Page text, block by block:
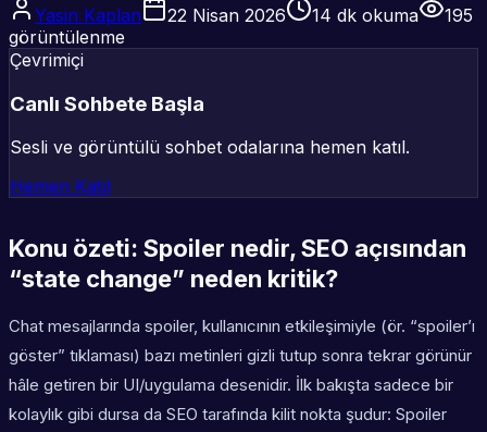
Yasin Kaplan 22 Nisan 2026 14 dk okuma
195
görüntülenme
Çevrimiçi
Canlı Sohbete Başla
Sesli ve görüntülü sohbet odalarına hemen katıl.
Hemen Katıl
Konu özeti: Spoiler nedir, SEO açısından
“state change” neden kritik?
Chat mesajlarında spoiler, kullanıcının etkileşimiyle (ör. “spoiler’ı
göster” tıklaması) bazı metinleri gizli tutup sonra tekrar görünür
hâle getiren bir UI/uygulama desenidir. İlk bakışta sadece bir
kolaylık gibi dursa da SEO tarafında kilit nokta şudur: Spoiler